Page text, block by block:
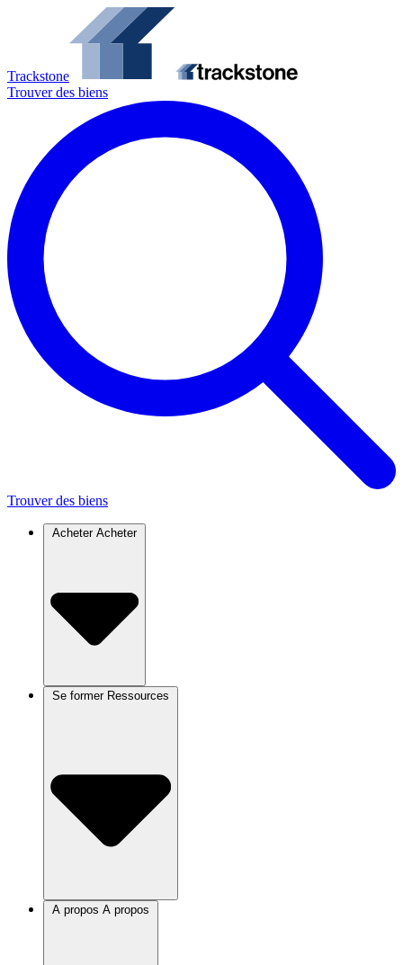
Trackstone
Trouver des biens
Trouver des biens
Acheter Acheter
Se former
A propos